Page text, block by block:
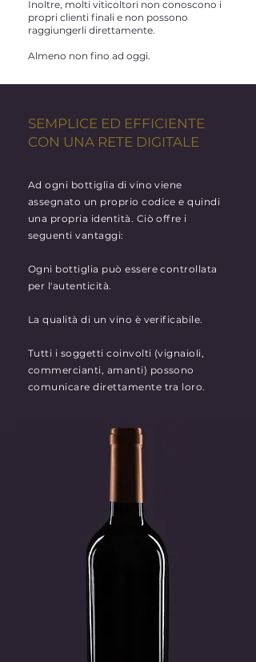
Inoltre, molti viticoltori non conoscono i
propri clienti finali e non possono
raggiungerli direttamente.
Almeno non fino ad oggi.
SEMPLICE ED EFFICIENTE
CON UNA RETE DIGITALE
Ad ogni bottiglia di vino viene
assegnato un proprio codice e quindi
una propria identità. Ciò offre i
seguenti vantaggi:
Ogni bottiglia può essere controllata
per l'autenticità.
La qualità di un vino è verificabile.
Tutti i soggetti coinvolti (vignaioli,
commercianti, amanti) possono
comunicare direttamente tra loro.